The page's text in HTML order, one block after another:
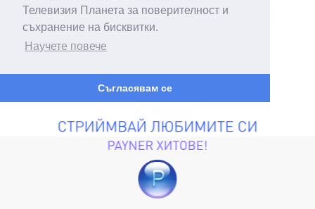
Телевизия Планета за поверителност и
съхранение на бисквитки.
Научете повече
Съгласявам се